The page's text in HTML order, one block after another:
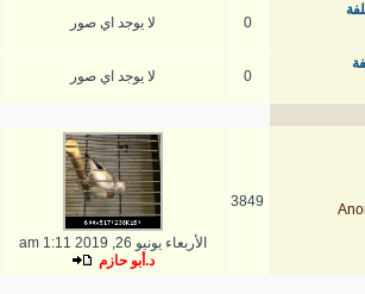
0 لا يوجد اي صور
0 لا يوجد اي صور
3849
الأربعاء يونيو 26, 2019 1:11 am
د.أبو حازم